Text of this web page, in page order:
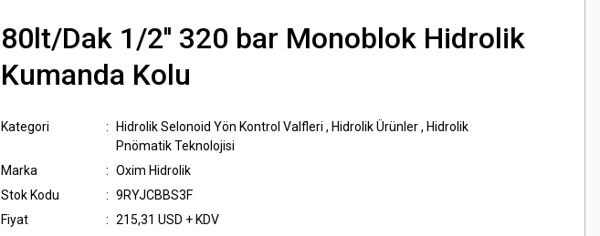
80lt/Dak 1/2'' 320 bar Monoblok Hidrolik
Kumanda Kolu
Kategori Hidrolik Selonoid Yön Kontrol Valfleri , Hidrolik Ürünler, Hidrolik
Pnömatik Teknolojisi
Marka
Oxim Hidrolik
Stok Kodu
9RYJCBBS3F
Fiyat
215,31 USD + KDV